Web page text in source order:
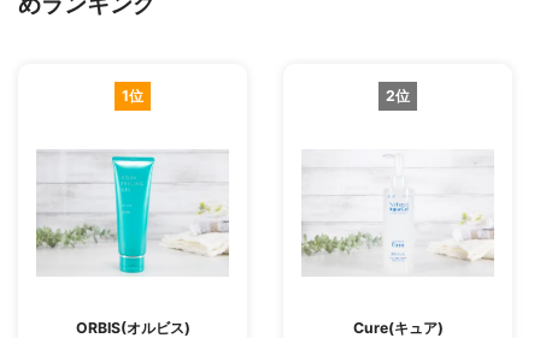
1位
ORBIS(オルビス)
2位
Cure(キュア)